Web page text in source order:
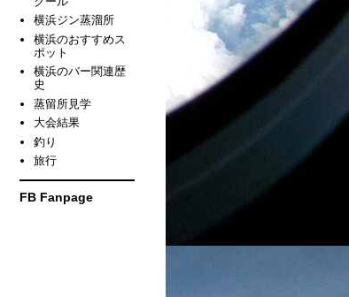
横浜ジン蒸溜所
横浜のおすすめス
ポット
横浜のバー関連歴
史
蒸留所見学
大会結果
釣り
旅行
FB Fanpage